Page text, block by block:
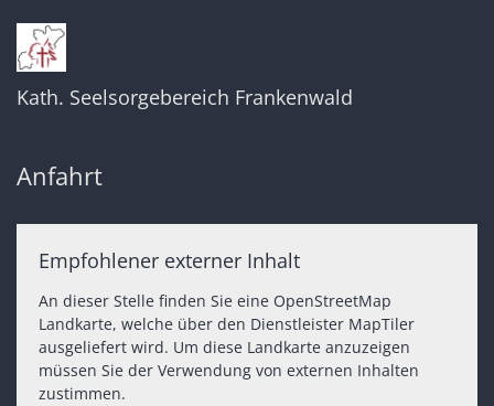
Kath. Seelsorgebereich Frankenwald
Anfahrt
Empfohlener externer Inhalt
An dieser Stelle finden Sie eine OpenStreetMap
Landkarte, welche über den Dienstleister MapTiler
ausgeliefert wird. Um diese Landkarte anzuzeigen
müssen Sie der Verwendung von externen Inhalten
zustimmen.